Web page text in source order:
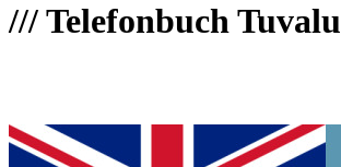
///Telefonbuch Tuvalu